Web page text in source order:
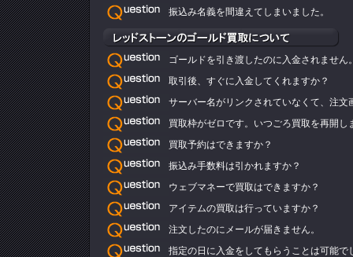
振込み名義を間違えてしまいました。
ゴールドを引き渡したのに入金されません
取引後、すぐに入金してくれますか？
サーバー名がリンクされていなくて、注文
買取枠がゼロです。いつごろ買取を再開し
買取予約はできますか？
振込み手数料は引かれますか？
ウェブマネーで買取はできますか？
アイテムの買取は行っていますか？
注文したのにメールが届きません。
指定の日に入金をしてもらうことは可能で